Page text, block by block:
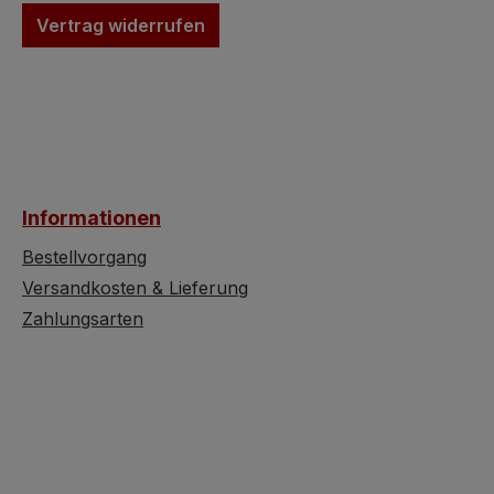
gefasst und mit einer
wirken als wären sie auf
eine Leinwand gemalt.
Dieses eintürige
Möbelstück ist nicht nur
ein Blickfang, sondern
aufgetragen
bei diesem
ein älteres
mit
Charme solch
Vertrag widerrufen
Informationen
Bestellvorgang
Versandkosten & Lieferung
Zahlungsarten